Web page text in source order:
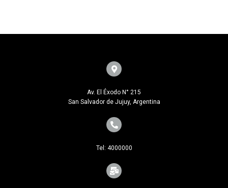
Av. El Éxodo N° 215
San Salvador de Jujuy, Argentina
Tel: 4000000